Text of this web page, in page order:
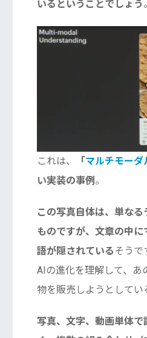
いるということでしょう 。
これは、 「 マルチモーダ
い実装の事例 。
この写真自体は、単な
ものですが、文章の中
語が隠されている そうで
AIの進化を理解して、あ
物を販売しようとしてい
写真、文字、動画単体で